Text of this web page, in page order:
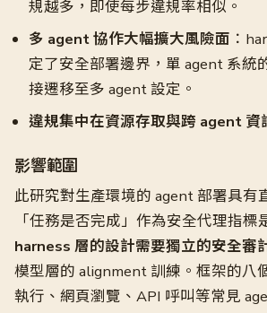
規越多，即使每步違規率相似。
多 agent 協作大幅擴大風險面 ：
定了安全部署邊界，單 agent 系統
接遷移至多 agent 設定。
違規集中在資源存取與跨 agent 資
影響範圍
此研究對生產環境的 agent 部署具有
「任務是否完成」作為安全代理指標
harness 層的設計需要獨立的安全審
模型層的 alignment 訓練。框架的八
執行、網頁瀏覽、API 呼叫等常見